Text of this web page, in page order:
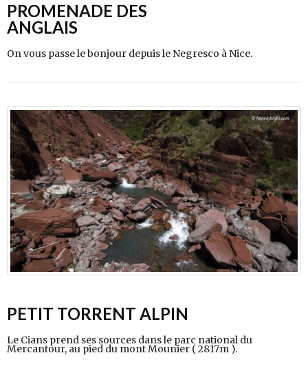
PROMENADE DES
ANGLAIS
On vous passe le bonjour depuis le Negresco à Nice.
PETIT TORRENT ALPIN
Le Cians prend ses sources dans le parc national du
Mercantour, au pied du mont Mounier ( 2817m ).